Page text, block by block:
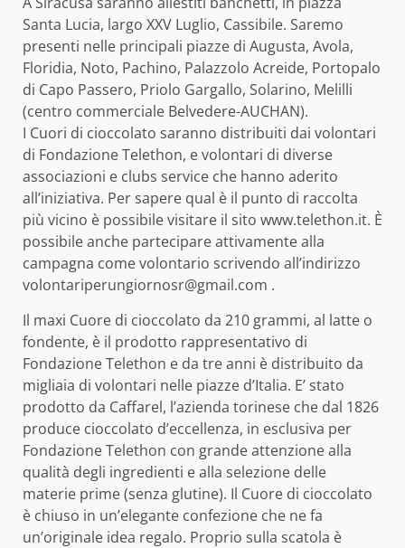
Santa Lucia, largo XXV Luglio, Cassibile. Saremo
presenti nelle principali piazze di Augusta, Avola,
Floridia, Noto, Pachino, Palazzolo Acreide, Portopalo
di Capo Passero, Priolo Gargallo, Solarino, Melilli
(centro commerciale Belvedere-AUCHAN).
I Cuori di cioccolato saranno distribuiti dai volontari
di Fondazione Telethon, e volontari di diverse
associazioni e clubs service che hanno aderito
all’iniziativa. Per sapere qual è il punto di raccolta
più vicino è possibile visitare il sito www.telethon.it. È
possibile anche partecipare attivamente alla
campagna come volontario scrivendo all’indirizzo
volontariperungiornosr@gmail.com .
Il maxi Cuore di cioccolato da 210 grammi, al latte o
fondente, è il prodotto rappresentativo di
Fondazione Telethon e da tre anni è distribuito da
migliaia di volontari nelle piazze d’Italia. E’ stato
prodotto da Caffarel, l’azienda torinese che dal 1826
produce cioccolato d’eccellenza, in esclusiva per
Fondazione Telethon con grande attenzione alla
qualità degli ingredienti e alla selezione delle
materie prime (senza glutine). Il Cuore di cioccolato
è chiuso in un’elegante confezione che ne fa
un’originale idea regalo. Proprio sulla scatola è